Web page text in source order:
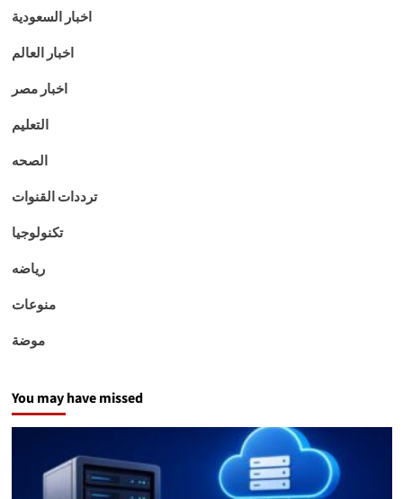
اخبار السعودية
اخبار العالم
اخبار مصر
التعليم
الصحه
ترددات القنوات
تكنولوجيا
رياضه
منوعات
موضة
You may have missed